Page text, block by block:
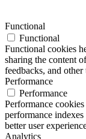
Functional
Functional
Functional cookies
sharing the content
feedbacks, and
Performance
Performance
Performance
performance
better user
Analytics